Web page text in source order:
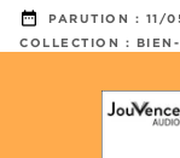
date_range PARUTION : 11/
COLLECTION :